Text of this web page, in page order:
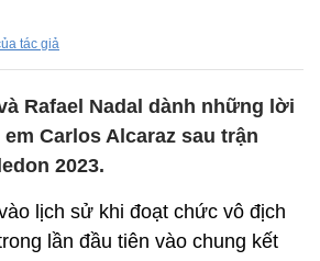
tác giả
Rafael Nadal dành những lời
Carlos Alcaraz sau trận
2023.
lịch sử khi đoạt chức vô địch
lần đầu tiên vào chung kết